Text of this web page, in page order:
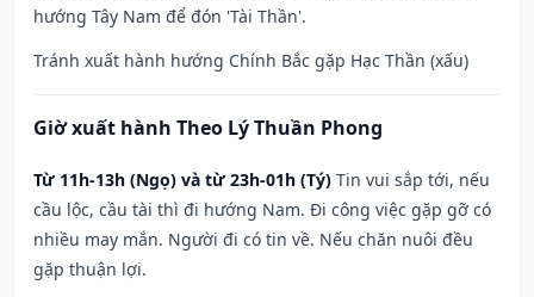
hướng Tây Nam để đón 'Tài Thần'.
Tránh xuất hành hướng Chính Bắc gặp Hạc Thần (xấu)
Giờ xuất hành Theo Lý Thuần Phong
Từ 11h-13h (Ngọ) và từ 23h-01h (Tý) Tin vui sắp tới, nếu
cầu lộc, cầu tài thì đi hướng Nam. Đi công việc gặp gỡ có
nhiều may mắn. Người đi có tin về. Nếu chăn nuôi đều
gặp thuận lợi.